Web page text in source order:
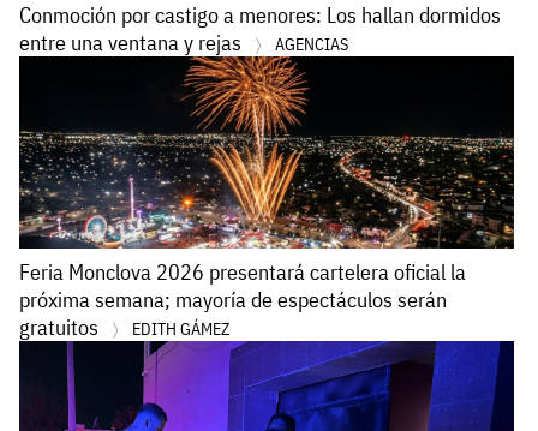
Conmoción por castigo a menores: Los hallan dormidos
entre una ventana y rejas
AGENCIAS
Feria Monclova 2026 presentará cartelera oficial la
próxima semana; mayoría de espectáculos serán
gratuitos
EDITH GÁMEZ